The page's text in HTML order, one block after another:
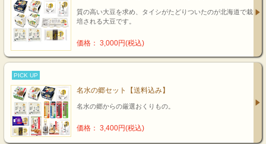
質の高い大豆を求め、タイシがたどりついたのが北海道で栽
培される大豆です。
価格： 3,000円(税込)
PICK UP
名水の郷セット【送料込み】
名水の郷からの厳選おくりもの。
価格： 3,400円(税込)